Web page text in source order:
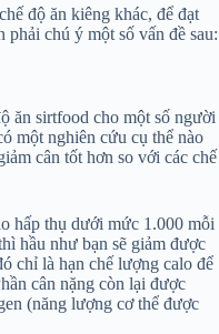
độ ăn kiêng khác, để đạt
chú ý một số vấn đề sau:
ăn sirtfood cho một số người
một nghiên cứu cụ thể nào
cân tốt hơn so với các chế
hấp thụ dưới mức 1.000 mỗi
hầu như bạn sẽ giảm được
chỉ là hạn chế lượng calo để
cân nặng còn lại được
(năng lượng cơ thể được